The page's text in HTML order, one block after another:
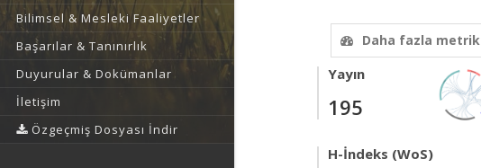
Bilimsel & Mesleki Faaliyetler
Başarılar & Tanınırlık
Duyurular & Dokümanlar
İletişim
Özgeçmiş Dosyası İndir
Daha fazla metrik
Yayın
195
H-İndeks (WoS)